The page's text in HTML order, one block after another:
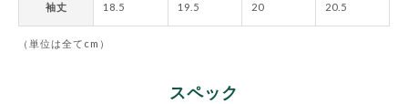
袖丈 18.5 19.5 20 20.5
（単位は全てcm）
スペック